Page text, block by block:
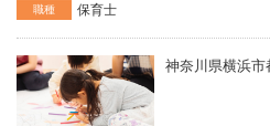
職種 保育士
神奈川県横浜市